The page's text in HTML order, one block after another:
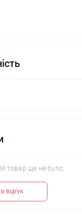
товар ще не було.
відгук